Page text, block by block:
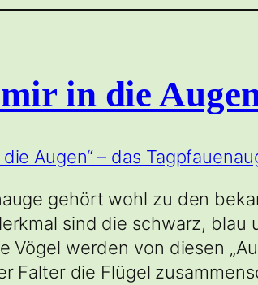
in die
gehört wohl zu den
sind die schwarz,
Vögel werden von diesen
Falter die Flügel